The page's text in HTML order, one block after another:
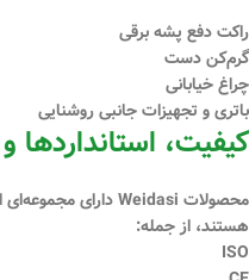
راکت دفع پشه برقی
گرم‌کن دست
چراغ خیابانی
باتری و تجهیزات جانبی روشنایی
کیفیت، استانداردها
محصولات Weidasi دارای مجموعه‌ای از
هستند، از جمله:
ISO